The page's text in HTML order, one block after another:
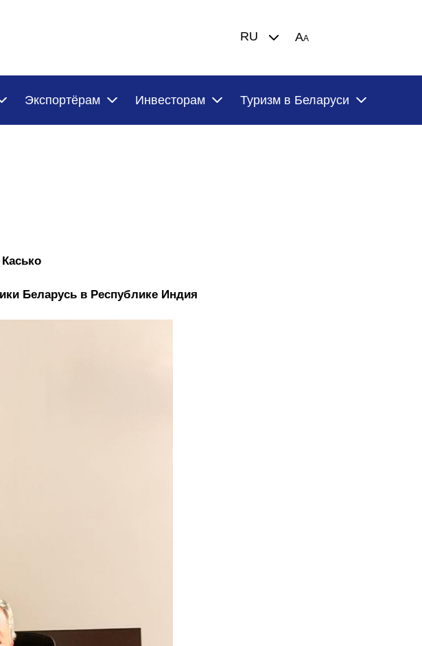
RU AA
Экспортёрам Инвесторам Туризм в Беларуси
Беларусь в Республике Индия